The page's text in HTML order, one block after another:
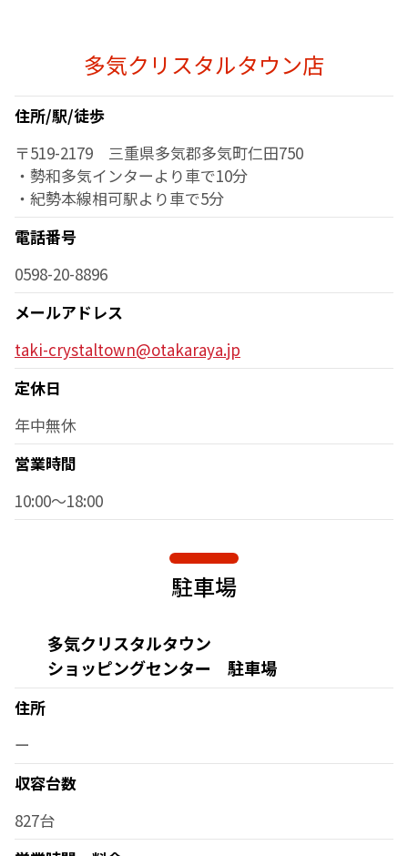
多気クリスタルタウン店
住所/駅/徒歩
〒519-2179 三重県多気郡多気町仁田750
・勢和多気インターより車で10分
・紀勢本線相可駅より車で5分
電話番号
0598-20-8896
メールアドレス
taki-crystaltown@otakaraya.jp
定休日
年中無休
営業時間
10:00～18:00
駐車場
多気クリスタルタウン
ショッピングセンター 駐車場
住所
ー
収容台数
827台